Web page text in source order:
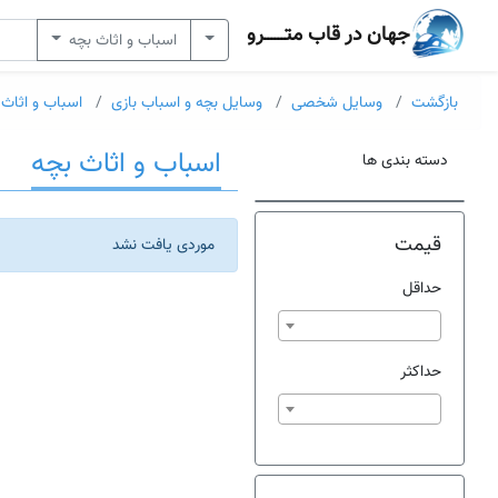
جهان در قاب متــــــرو اسباب و اثاث بچه
بازگشت وسایل شخصی وسایل بچه و اسباب بازی اسباب و
دسته بندی ها
قیمت
حداقل
حداکثر
اسباب و اثاث بچه
موردی یافت نشد